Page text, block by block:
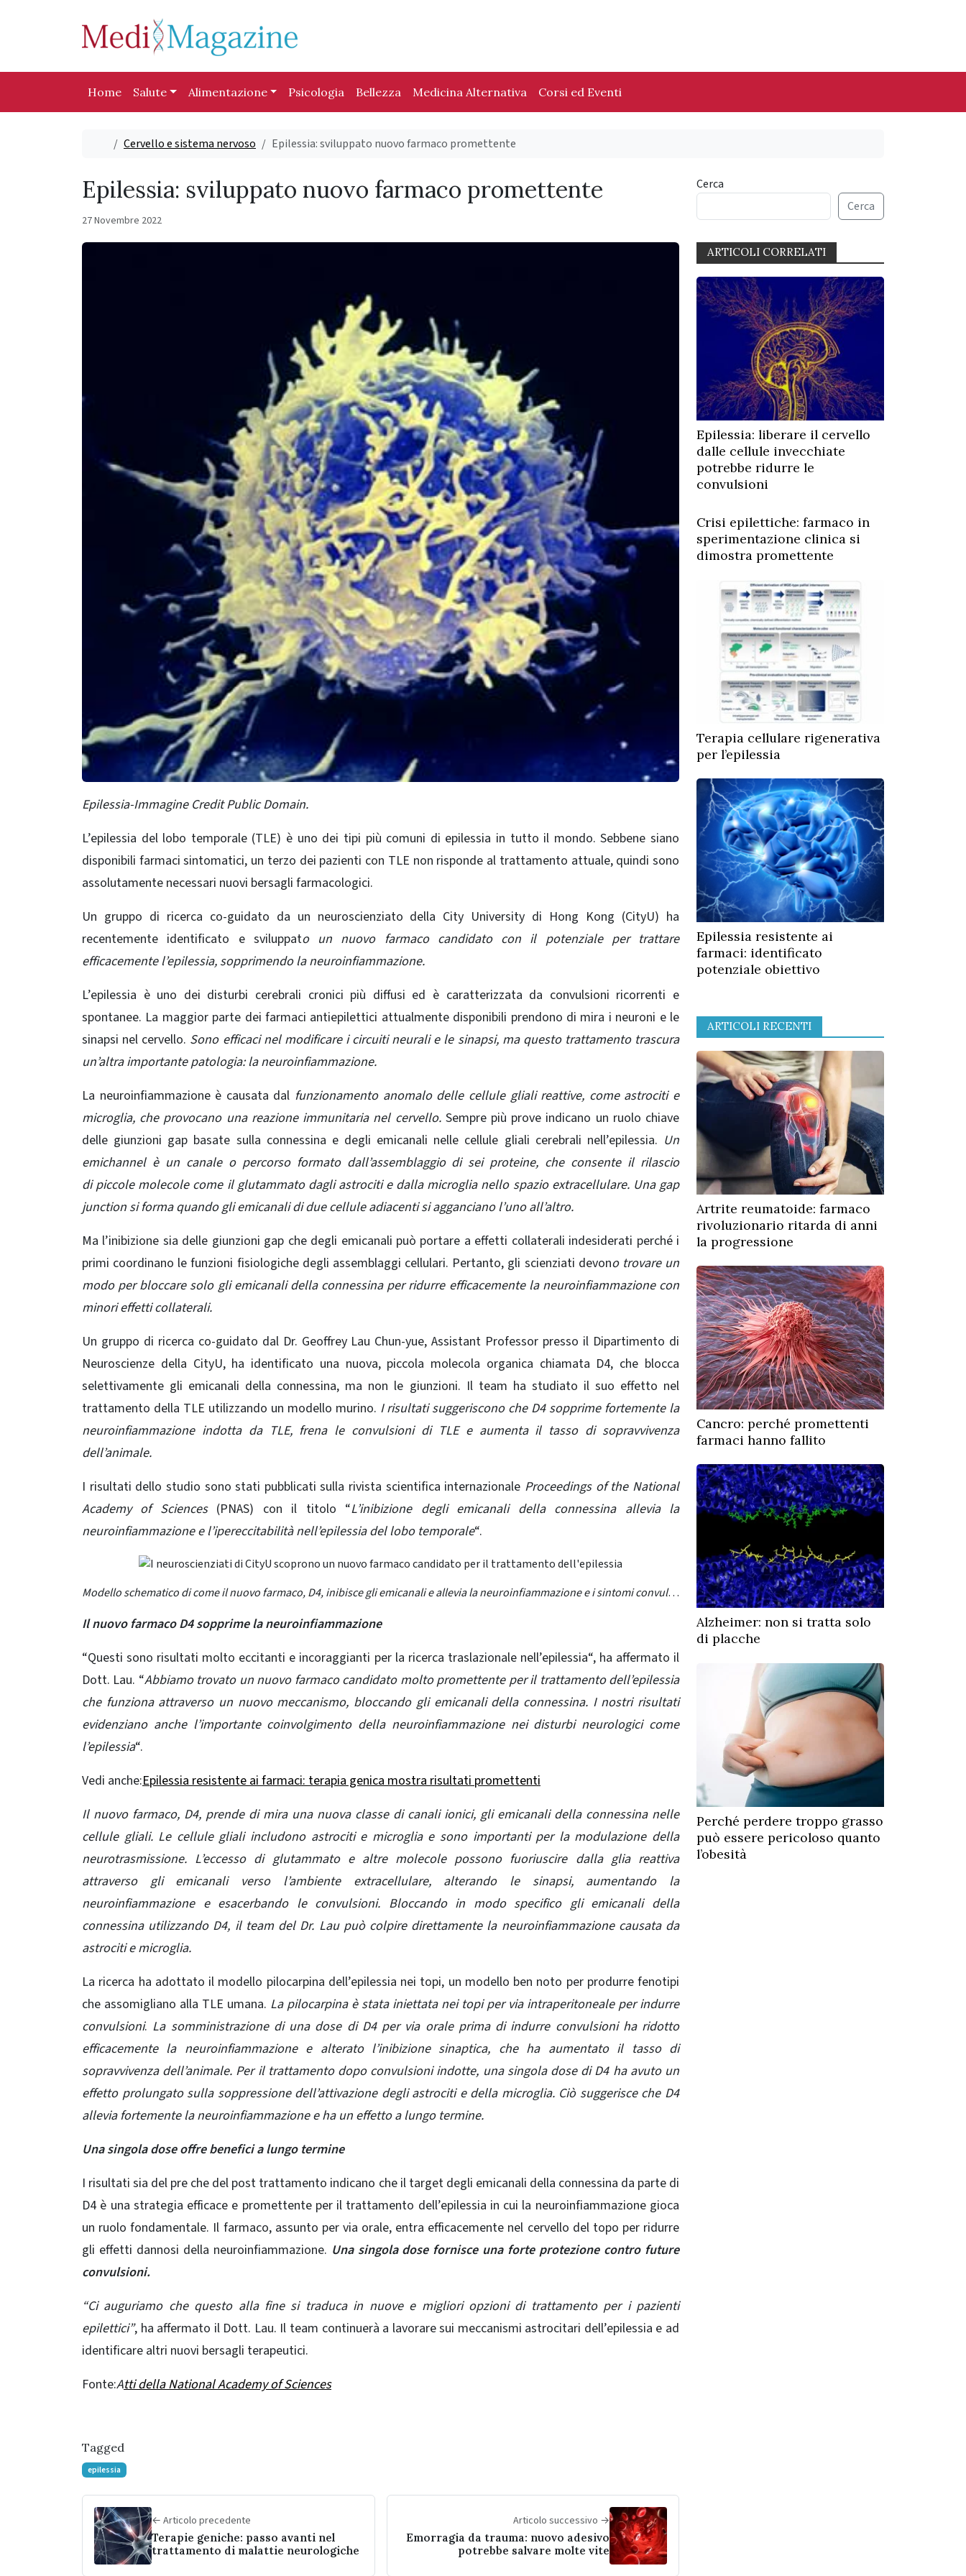
Home Salute Alimentazione Psicologia Bellezza Medicina Alternativa Corsi ed Eventi
Home
Cervello e sistema nervoso Epilessia: sviluppato nuovo farmaco promettente
Epilessia: sviluppato nuovo farmaco promettente
27 Novembre 2022
Epilessia-Immagine Credit Public Domain.
L’epilessia del lobo temporale (TLE) è uno dei tipi più comuni di epilessia in tutto il mondo.Sebbene siano
disponibili farmaci sintomatici, un terzo dei pazienti con TLE non risponde al trattamento attuale, quindi sono
assolutamente necessari nuovi bersagli farmacologici.
Un gruppo di ricerca co-guidato da un neuroscienziato della City University di Hong Kong (CityU) ha
recentemente identificato e sviluppato un nuovo farmaco candidato con il potenziale per trattare
efficacemente l’epilessia, sopprimendo la neuroinfiammazione.
L’epilessia è uno dei disturbi cerebrali cronici più diffusi ed è caratterizzata da convulsioni ricorrenti e
spontanee. La maggior parte dei farmaci antiepilettici attualmente disponibili prendono di mira i neuroni e le
sinapsi nel cervello. Sono efficaci nel modificare i circuiti neurali e le sinapsi, ma questo trattamento trascura
un’altra importante patologia: la neuroinfiammazione.
La neuroinfiammazione è causata dal funzionamento anomalo delle cellule gliali reattive, come astrociti e
microglia, che provocano una reazione immunitaria nel cervello. Sempre più prove indicano un ruolo chiave
delle giunzioni gap basate sulla connessina e degli emicanali nelle cellule gliali cerebrali nell’epilessia. Un
emichannel è un canale o percorso formato dall’assemblaggio di sei proteine, che consente il rilascio
dipiccole molecolecome il glutammato dagli astrociti e dalla microglia nello spazio extracellulare. Una gap
junction si forma quando gli emicanali di due cellule adiacenti si agganciano l’uno all’altro.
Ma l’inibizione sia delle giunzioni gap che degli emicanali può portare a effetti collaterali indesiderati perché i
primi coordinano le funzioni fisiologiche degli assemblaggi cellulari. Pertanto, gli scienziati devono trovare un
modo per bloccare solo gli emicanali della connessina per ridurre efficacemente la neuroinfiammazione con
minori effetti collaterali.
Un gruppo di ricerca co-guidato dal Dr. Geoffrey Lau Chun-yue, Assistant Professor presso il Dipartimento di
Neuroscienze della CityU, ha identificato una nuova, piccola molecola organica chiamata D4, che blocca
selettivamente gli emicanali della connessina, ma non le giunzioni. Il team ha studiato il suo effetto nel
trattamento della TLE utilizzando un modello murino. I risultati suggeriscono che D4 sopprime fortemente la
neuroinfiammazione indotta da TLE, frena le convulsioni di TLE e aumenta il tasso di sopravvivenza
dell’animale.
I risultati dello studio sono stati pubblicati sulla rivista scientifica internazionale Proceedings of the National
Academy of Sciences(PNAS) con il titolo “L’inibizione degli emicanali della connessina allevia la
neuroinfiammazione e l’ipereccitabilitànell’epilessia del lobo temporale“.
Modello schematico di come il nuovo farmaco, D4, inibisce gli emicanali e allevia la neuroinfiammazione e i sintomi convulsivi. Il nuovo farmaco, D4, è un bloccante selettivo degli emicanali della connessina. Un eccesso di glutammato e altre molecole possono fuoriuscire dalla glia reattiva nell’ambiente extracellulare, alterando le sinapsi, aumentando la neuroinfiammazione ed esacerbando le convulsioni. D4 blocca questo percorso, sopprime la neuroinfiammazione e frena l’ulteriore sviluppo e il verificarsi di convulsioni. Gli ultimi risultati della ricerca indicano che D4 è un promettente farmaco candidato per il trattamento delle crisi epilettiche prendendo di mira gli emicanali della connessina e la neuroinfiammazione. Credito: dottor Geoffrey Lau Chun-yue
Il nuovo farmaco D4 sopprime la neuroinfiammazione
“Questi sono risultati molto eccitanti e incoraggianti per la ricerca traslazionale nell’epilessia“, ha affermato il
Dott. Lau. “Abbiamo trovato un nuovo farmaco candidato molto promettente per il trattamento dell’epilessia
che funziona attraverso un nuovo meccanismo, bloccando gli emicanali della connessina. I nostri risultati
evidenziano anche l’importante coinvolgimento della neuroinfiammazione nei disturbi neurologici come
l’epilessia“.
Vedi anche:Epilessia resistente ai farmaci: terapia genica mostra risultati promettenti
Il nuovo farmaco, D4, prende di mira una nuova classe di canali ionici, gli emicanali della connessina nelle
cellule gliali. Le cellule gliali includono astrociti e microglia e sono importanti per la modulazione della
neurotrasmissione. L’eccesso di glutammato e altre molecole possono fuoriuscire dalla glia reattiva
attraverso gli emicanali verso l’ambiente extracellulare, alterando le sinapsi, aumentando la
neuroinfiammazione e esacerbando le convulsioni. Bloccando in modo specifico gli emicanali della
connessina utilizzando D4, il team del Dr. Lau può colpire direttamente la neuroinfiammazione causata da
astrociti e microglia.
La ricerca ha adottato il modello pilocarpina dell’epilessia nei topi, un modello ben noto per produrre fenotipi
che assomigliano alla TLE umana. La pilocarpina è stata iniettata nei topi per via intraperitoneale per indurre
convulsioni. La somministrazione di una dose di D4 per via orale prima di indurre convulsioni ha ridotto
efficacemente la neuroinfiammazione e alterato l’inibizione sinaptica, che ha aumentato il tasso di
sopravvivenza dell’animale. Per il trattamento dopo convulsioni indotte, una singola dose di D4 ha avuto un
effetto prolungato sulla soppressione dell’attivazione degli astrociti e della microglia. Ciò suggerisce che D4
allevia fortemente la neuroinfiammazione e ha un effetto a lungo termine.
Una singola dose offre benefici a lungo termine
I risultati sia del pre che del post trattamento indicano che il target degli emicanali della connessina da parte di
D4 è una strategia efficace e promettente per il trattamento dell’epilessia in cui la neuroinfiammazione gioca
un ruolo fondamentale. Il farmaco, assunto per via orale, entra efficacemente nel cervello del topo per ridurre
gli effetti dannosi della neuroinfiammazione. Una singola dose fornisce una forte protezione contro future
convulsioni.
“Ci auguriamo che questo alla fine si traduca in nuove e migliori opzioni di trattamento per i pazienti
epilettici”, ha affermato il Dott. Lau. Il team continuerà a lavorare sui meccanismi astrocitari dell’epilessia e ad
identificare altri nuovi bersagli terapeutici.
Fonte:Atti della National Academy of Sciences
Tagged
epilessia
← Articolo precedente
Terapie geniche: passo avanti nel
trattamento di malattie neurologiche
Articolo successivo →
Emorragia da trauma: nuovo adesivo
potrebbe salvare molte vite
Cerca
Cerca
ARTICOLI CORRELATI
Epilessia: liberare il cervello
dalle cellule invecchiate
potrebbe ridurre le
convulsioni
Crisi epilettiche: farmaco in
sperimentazione clinica si
dimostra promettente
Terapia cellulare rigenerativa
per l’epilessia
Epilessia resistente ai
farmaci: identificato
potenziale obiettivo
ARTICOLI RECENTI
Artrite reumatoide: farmaco
rivoluzionario ritarda di anni
la progressione
Cancro: perché promettenti
farmaci hanno fallito
Alzheimer: non si tratta solo
di placche
Perché perdere troppo grasso
può essere pericoloso quanto
l’obesità